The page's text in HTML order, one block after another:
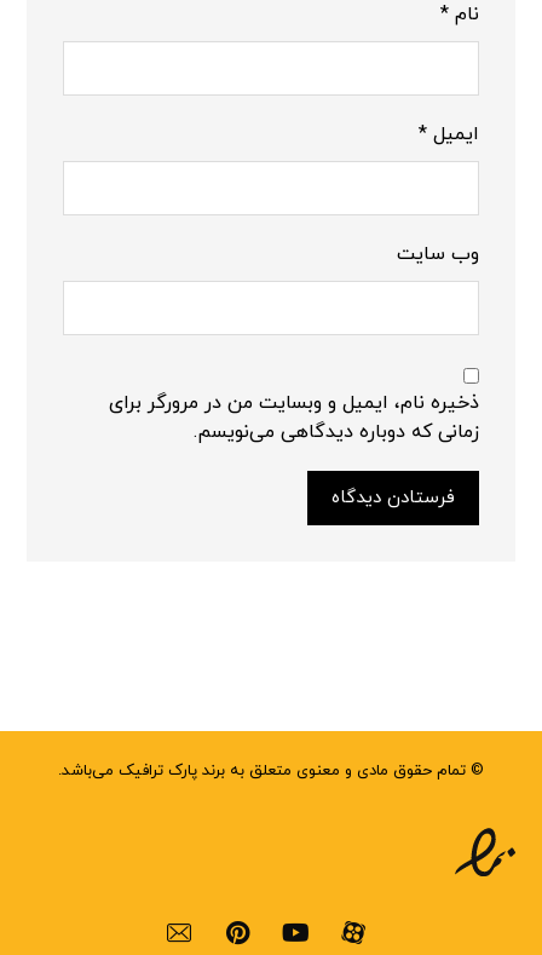
نام*
ایمیل*
وب‌ سایت
ذخیره نام، ایمیل و وبسایت من در مرورگر برای
زمانی که دوباره دیدگاهی می‌نویسم.
فرستادن دیدگاه
© تمام حقوق مادی و معنوی متعلق به برند پارک ترافیک می‌باشد.